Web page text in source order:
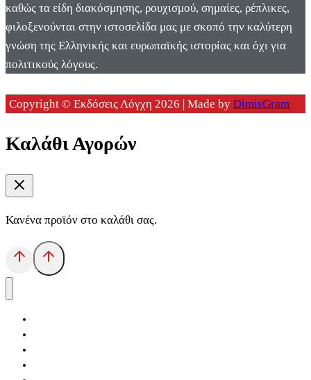
καθώς τα είδη διακόσμησης, ρουχισμού, σημαίες, ρέπλικες,
φιλοξενούνται στην ιστοσελίδα μας με σκοπό την καλύτερη
γνώση της Ελληνικής και ευρωπαϊκής ιστορίας και όχι για
πολιτικούς λόγους.
Copyright © Εκδόσεις Λόγχη 2026 | Made by DimisGram
Καλάθι Αγορών
Κανένα προϊόν στο καλάθι σας.